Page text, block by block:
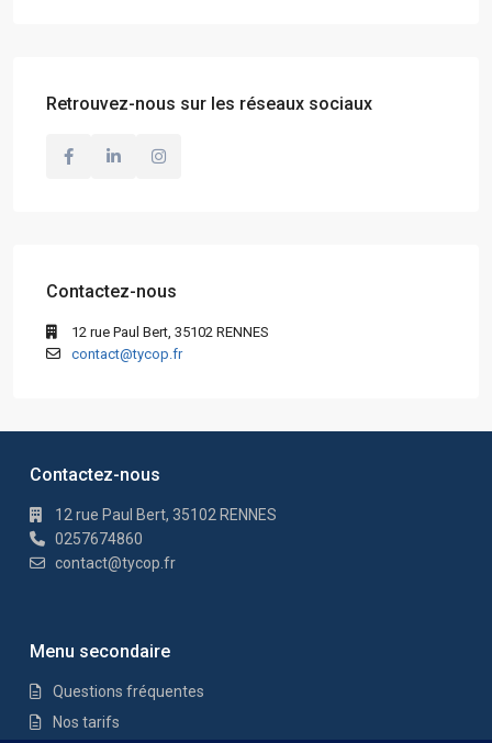
Retrouvez-nous sur les réseaux sociaux
Contactez-nous
12 rue Paul Bert, 35102 RENNES
contact@tycop.fr
Contactez-nous
12 rue Paul Bert, 35102 RENNES
0257674860
contact@tycop.fr
Menu secondaire
Questions fréquentes
Nos tarifs